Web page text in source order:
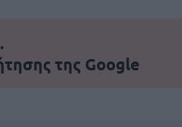
της Google